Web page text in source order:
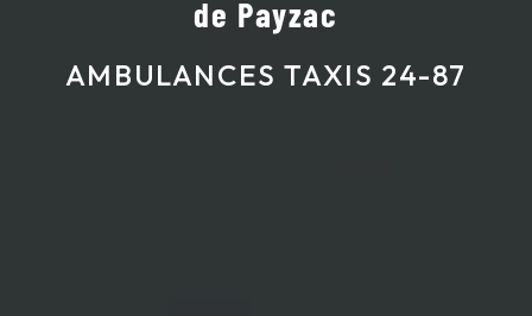
de Payzac
AMBULANCES TAXIS 24-87